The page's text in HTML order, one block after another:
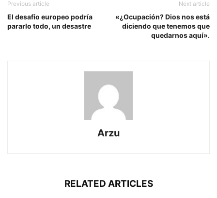
Previous article
El desafío europeo podría
pararlo todo, un desastre
Next article
«¿Ocupación? Dios nos está
diciendo que tenemos que
quedarnos aquí».
Arzu
RELATED ARTICLES